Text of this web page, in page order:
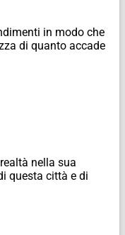
in modo che
di quanto accade
nella sua
questa città e di